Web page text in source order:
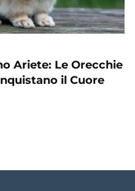
Ariete: Le Orecchie
il Cuore